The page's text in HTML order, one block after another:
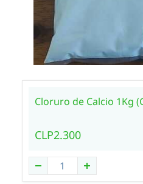
Cloruro de Calcio 1Kg
CLP2.300